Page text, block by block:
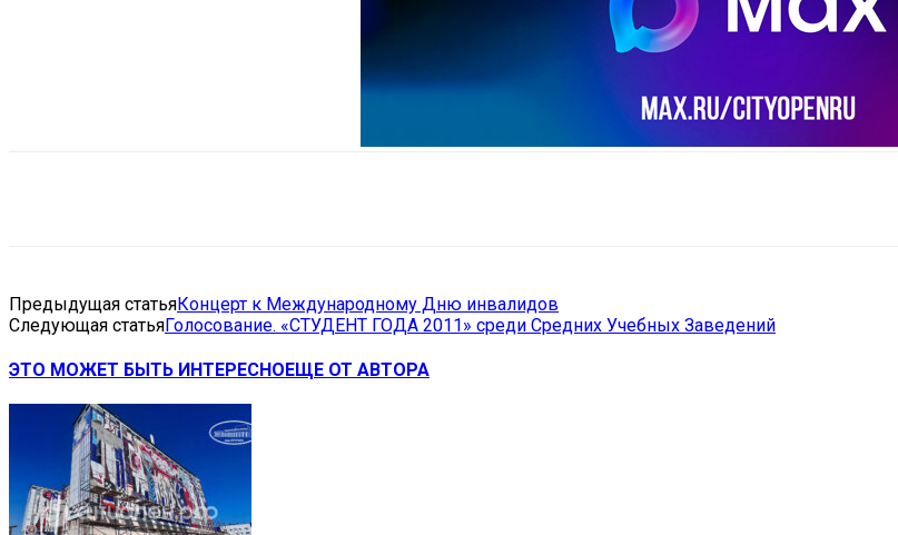
Предыдущая статьяКонцерт к Международному Дню инвалидов
Следующая статьяГолосование. «СТУДЕНТ ГОДА 2011» среди Средних Учебных Заведений
ЭТО МОЖЕТ БЫТЬ ИНТЕРЕСНОЕЩЕ ОТ АВТОРА